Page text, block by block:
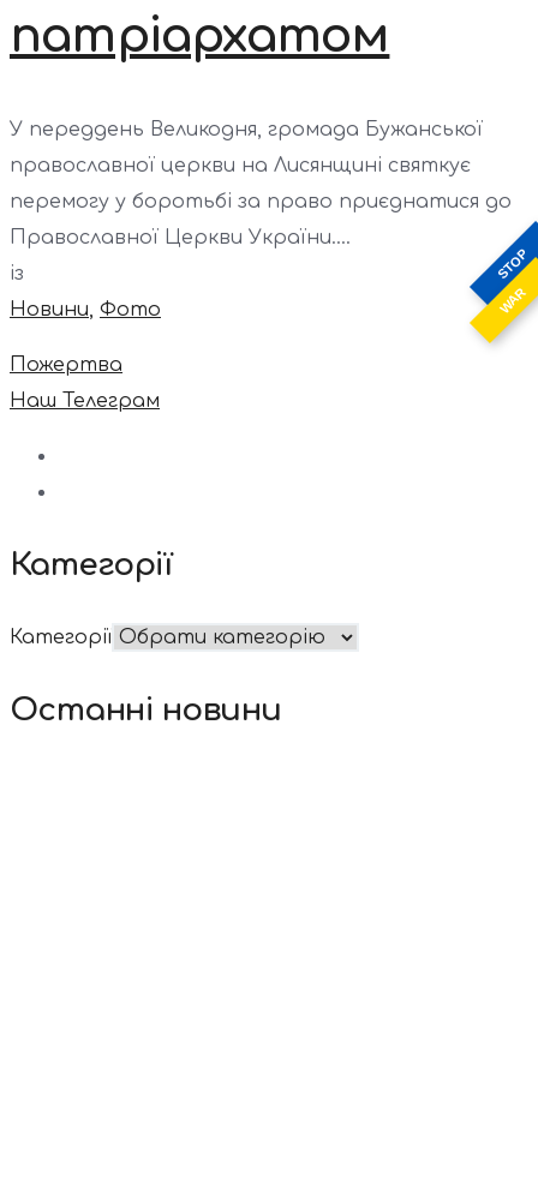
STOP
WAR
патріархатом
У переддень Великодня, громада Бужанської
православної церкви на Лисянщині святкує
перемогу у боротьбі за право приєднатися до
Православної Церкви України....
із
Новини, Фото
Пожертва
Наш Телеграм
Категорії
Категорії
Останні новини